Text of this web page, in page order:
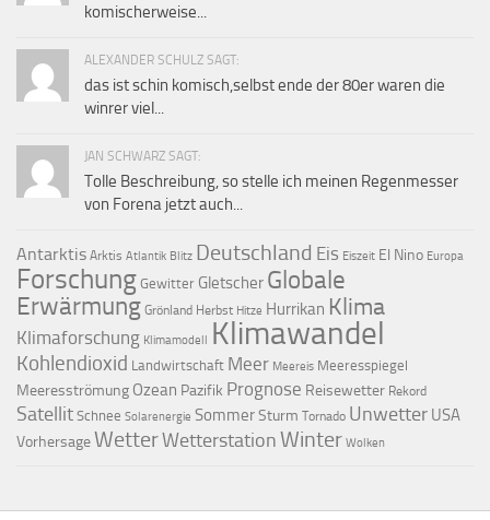
komischerweise...
ALEXANDER SCHULZ SAGT:
das ist schin komisch,selbst ende der 80er waren die
winrer viel...
JAN SCHWARZ SAGT:
Tolle Beschreibung, so stelle ich meinen Regenmesser
von Forena jetzt auch...
Antarktis Arktis Atlantik Blitz Deutschland Eis Eiszeit El Nino Europa
Forschung Gewitter Gletscher Globale
Erwärmung Grönland Herbst Hitze Hurrikan Klima
Klimaforschung Klimamodell Klimawandel
Kohlendioxid Landwirtschaft Meer Meereis Meeresspiegel
Meeresströmung Ozean Pazifik Prognose Reisewetter Rekord
Satellit Schnee Solarenergie SommerSturm Tornado Unwetter USA
VorhersageWetterWetterstationWinter Wolken